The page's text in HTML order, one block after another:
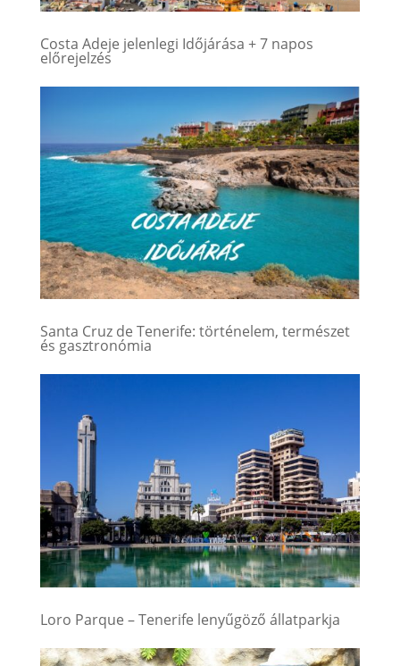
Costa Adeje jelenlegi Időjárása + 7 napos
előrejelzés
Santa Cruz de Tenerife: történelem, természet
és gasztronómia
Loro Parque – Tenerife lenyűgöző állatparkja